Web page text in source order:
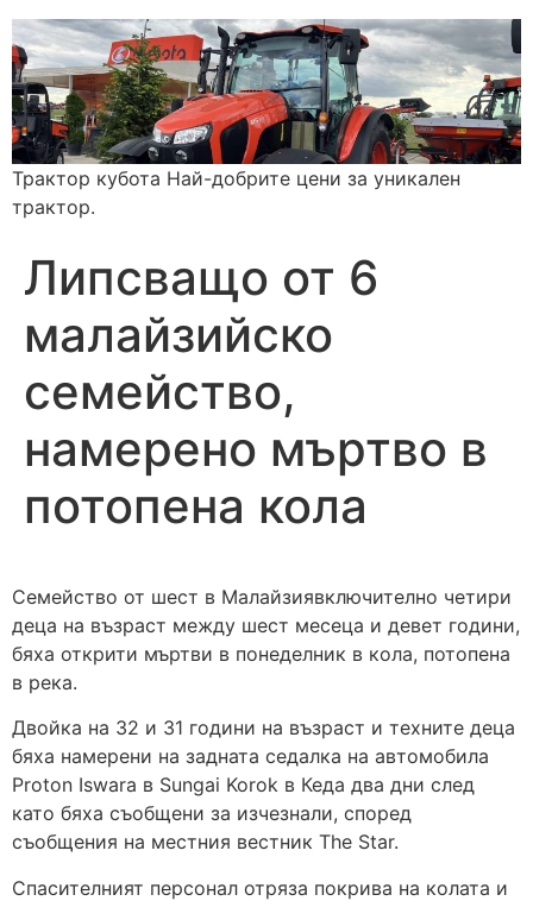
Трактор кубота Най-добрите цени за уникален
трактор.
Липсващо от 6
малайзийско
семейство,
намерено мъртво в
потопена кола
Семейство от шест в Малайзиявключително четири
деца на възраст между шест месеца и девет години,
бяха открити мъртви в понеделник в кола, потопена
в река.
Двойка на 32 и 31 години на възраст и техните деца
бяха намерени на задната седалка на автомобила
Proton Iswara в Sungai Korok в Кеда два дни след
като бяха съобщени за изчезнали, според
съобщения на местния вестник The Star.
Спасителният персонал отряза покрива на колата и